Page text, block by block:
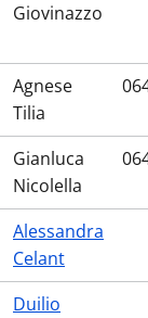
Giovinazzo
Agnese
Tilia
Gianluca
Nicolella
Alessandra
Celant
Duilio